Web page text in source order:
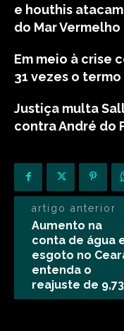
e houthis
do Mar Vermelho
Em meio à crise
31 vezes o
Justiça multa
contra André do
artigo anterior
Aumento na
conta de água
esgoto no
entenda o
reajuste de